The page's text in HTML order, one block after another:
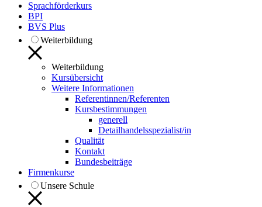
Sprachförderkurs
BPI
BVS Plus
Weiterbildung
Weiterbildung
Kursübersicht
Weitere Informationen
Referentinnen/Referenten
Kursbestimmungen
generell
Detailhandelsspezialist/in
Qualität
Kontakt
Bundesbeiträge
Firmenkurse
Unsere Schule